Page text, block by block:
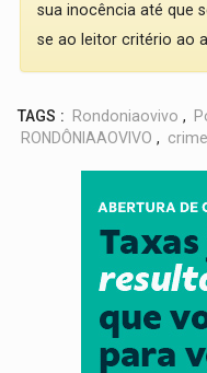
sua inocência até que
se ao leitor critério ao
TAGS : Rondoniaovivo ,
RONDÔNIAAOVIVO , crime